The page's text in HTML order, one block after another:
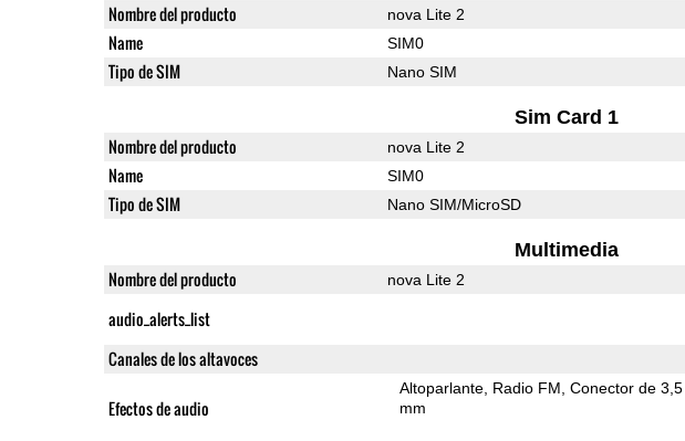
Nombre del producto nova Lite 2
Name SIM0
Tipo de SIM Nano SIM
Sim Card 1
Nombre del producto nova Lite 2
Name SIM0
Tipo de SIM Nano SIM/MicroSD
Multimedia
Nombre del producto nova Lite 2
audio_alerts_list
Canales de los altavoces
Efectos de audio
Altoparlante Radio FM Conector de 3,5
mm